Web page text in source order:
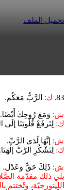
تحميل الملف
83. ك: الرَّبُّ مَعَكُم.
ش: وَمَعَ رُوحِكَ أَيْضًا.
ك: لِنَرفَعْ قُلُوبَنَا إلَى
ش: إنَّهَا لَدَى الرَّبّ.
ك: لِنَشْكُرِ الرَّبَّ إلٰهَنَا.
ش: ذَلِكَ حَقٌّ وعَدْل.
يلي ذلك مقدّمة
الليتورجيّة، وتُختتم